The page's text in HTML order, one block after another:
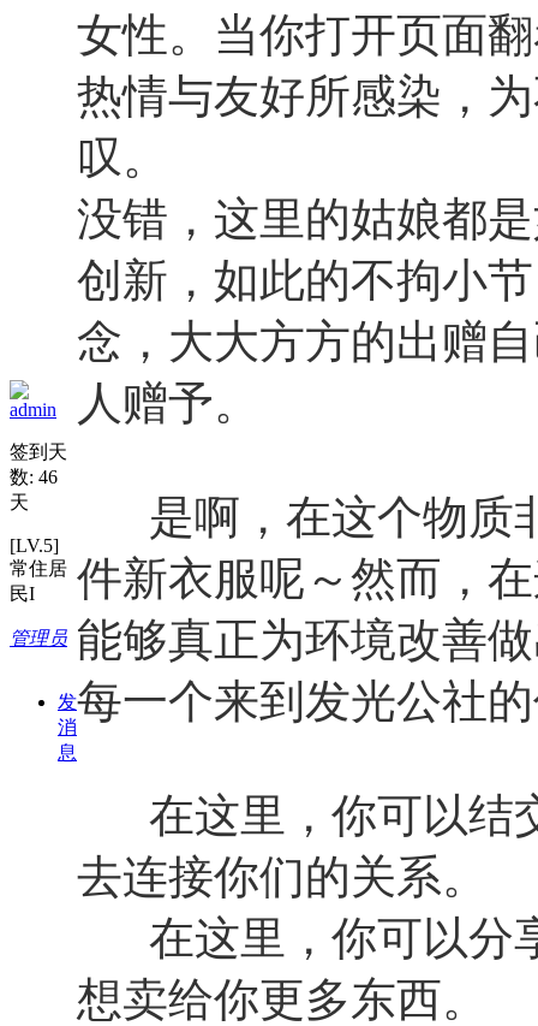
admin
签到天
数: 46
天
[LV.5]
常住居
民I
管理员
发
消
息
女性。当你打开页面
热情与友好所感染，
叹。
没错，这里的姑娘都
创新，如此的不拘小
念，大大方方的出赠
人赠予。
是啊，在这个物质
件新衣服呢～然而，
能够真正为环境改善
每一个来到发光公社
在这里，你可以结
去连接你们的关系。
在这里，你可以分
想卖给你更多东西。